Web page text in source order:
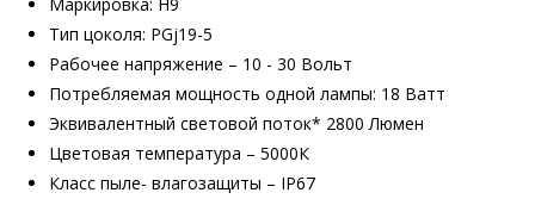
Тип цоколя: PGj19-5
Рабочее напряжение – 10 - 30 Вольт
Потребляемая мощность одной лампы: 18 Ватт
Эквивалентный световой поток* 2800 Люмен
Цветовая температура – 5000К
Класс пыле- влагозащиты – IP67